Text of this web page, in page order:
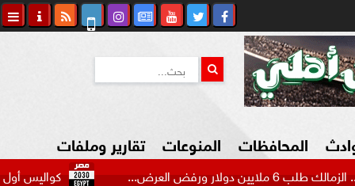
المحافظات المنوعات تقارير وملفات
كواليس أول ظهور